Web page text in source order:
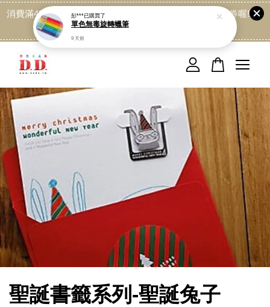
消費滿499免運喔, 記得加LINE:@dede168 領取專屬折扣券喔!
點我
聖誕書籤系列-聖誕兔子
您的購物車目前還是空的。